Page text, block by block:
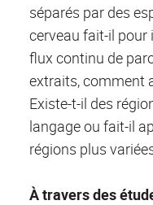
séparés par des
cerveau fait-il
flux continu de
extraits, comment
Existe-t-il des
langage ou fait-il
régions plus
À travers des